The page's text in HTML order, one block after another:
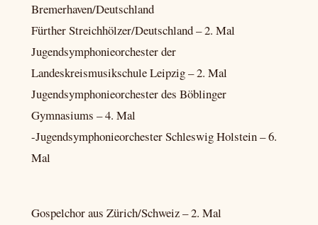
Bremerhaven/Deutschland
Fürther Streichhölzer/Deutschland – 2. Mal
Jugendsymphonieorchester der
Landeskreismusikschule Leipzig – 2. Mal
Jugendsymphonieorchester des Böblinger
Gymnasiums – 4. Mal
-Jugendsymphonieorchester Schleswig Holstein – 6.
Mal
Gospelchor aus Zürich/Schweiz – 2. Mal